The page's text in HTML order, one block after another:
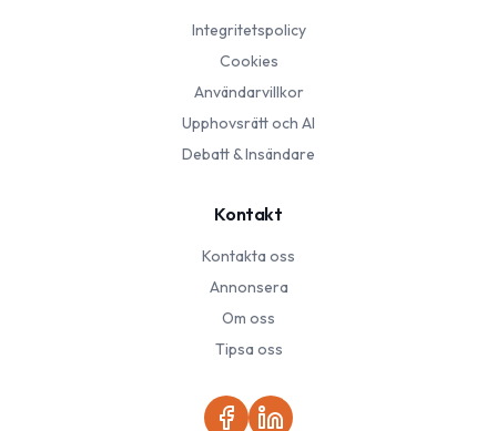
Integritetspolicy
Cookies
Användarvillkor
Upphovsrätt och AI
Debatt & Insändare
Kontakt
Kontakta oss
Annonsera
Om oss
Tipsa oss